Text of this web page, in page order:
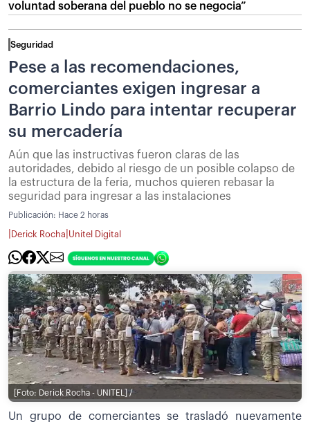
voluntad soberana del pueblo no se negocia”
Seguridad
Pese a las recomendaciones,
comerciantes exigen ingresar a
Barrio Lindo para intentar recuperar
su mercadería
Aún que las instructivas fueron claras de las
autoridades, debido al riesgo de un posible colapso de
la estructura de la feria, muchos quieren rebasar la
seguridad para ingresar a las instalaciones
Publicación: Hace 2 horas
Derick Rocha Unitel Digital
[Foto: Derick Rocha - UNITEL] /
Un grupo de comerciantes se trasladó nuevamente